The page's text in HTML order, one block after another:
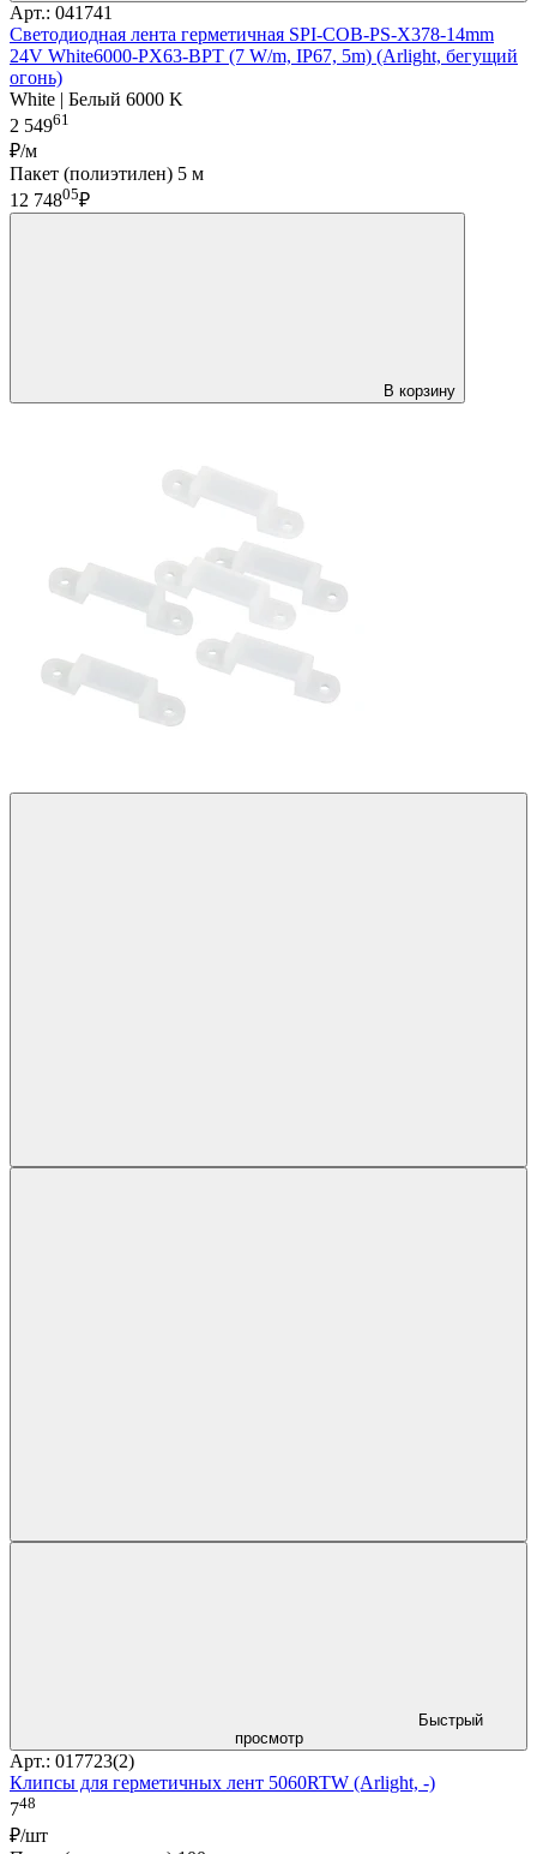
Арт.: 041741
Светодиодная лента герметичная SPI-COB-PS-X378-14mm
24V White6000-PX63-BPT (7 W/m, IP67, 5m) (Arlight, бегущий
огонь)
White | Белый 6000 K
2 54961
₽/м
Пакет (полиэтилен) 5 м
12 74805₽
В корзину
Быстрый
просмотр
Арт.: 017723(2)
Клипсы для герметичных лент 5060RTW (Arlight, -)
748
₽/шт